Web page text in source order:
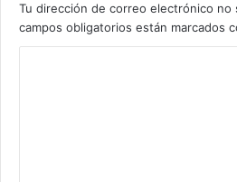
Tu dirección de correo electrónico no
campos obligatorios están marcados